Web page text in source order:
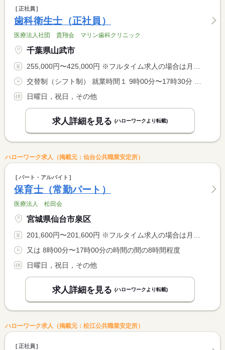
正社員
歯科衛生士（正社員）
医療法人社団 貴翔会 マリン歯科クリニック
千葉県山武市
255,000円〜425,000円 ※フルタイム求人の場合は月額（換算額）、パート求人の場合は時間額を表示しています。
交替制（シフト制） 就業時間１ 9時00分〜17時30分 就業時間に関する特記事項 週休３日制や出勤時間も帰宅時間も相談可能なため、 <BR> １６時退勤でも１７時退勤でもＯＫ！ <BR> ３／４勤務してれば正社員になれるので、まずはご相談ください。
日曜日，祝日，その他
求人詳細を見る (ハローワークより転載)
ハローワーク求人（掲載元：仙台公共職業安定所）
パート・アルバイト
保育士（常勤パート）
医療法人 松田会
宮城県仙台市泉区
201,600円〜201,600円 ※フルタイム求人の場合は月額（換算額）、パート求人の場合は時間額を表示しています。
又は 8時00分〜17時00分の時間の間の8時間程度
日曜日，祝日，その他
求人詳細を見る (ハローワークより転載)
ハローワーク求人（掲載元：松江公共職業安定所）
正社員